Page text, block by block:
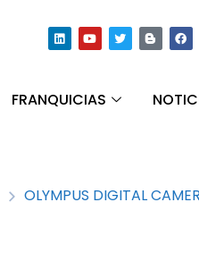
FRANQUICIAS
OLYMPUS DIGITAL